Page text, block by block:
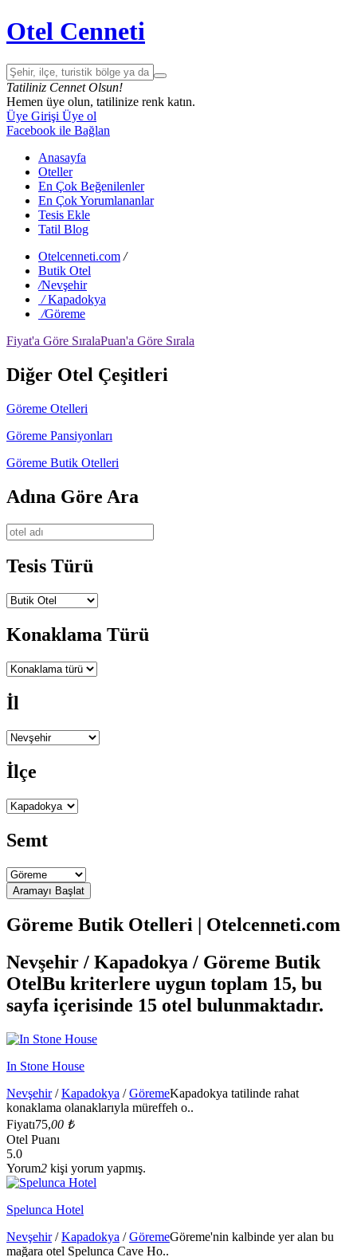
Otel Cenneti
Tatiliniz Cennet Olsun!
Hemen üye olun, tatilinize renk katın.
Üye Girişi Üye ol
Facebook ile Bağlan
Anasayfa
Oteller
En Çok Beğenilenler
En Çok Yorumlananlar
Tesis Ekle
Tatil Blog
Otelcenneti.com /
Butik Otel
/Nevşehir
/ Kapadokya
/Göreme
Fiyat'a Göre SıralaPuan'a Göre Sırala
Diğer Otel Çeşitleri
Göreme Otelleri
Göreme Pansiyonları
Göreme Butik Otelleri
Adına Göre Ara
Tesis Türü
Konaklama Türü
İl
İlçe
Semt
Göreme Butik Otelleri | Otelcenneti.com
Nevşehir / Kapadokya / Göreme Butik
OtelBu kriterlere uygun toplam 15, bu
sayfa içerisinde 15 otel bulunmaktadır.
In Stone House
Nevşehir/Kapadokya /GöremeKapadokya tatilinde rahat
konaklama olanaklarıyla müreffeh o..
Fiyatı75,00 ₺
Otel Puanı
5.0
Yorum2 kişi yorum yapmış.
Spelunca Hotel
Nevşehir/Kapadokya /GöremeGöreme'nin kalbinde yer alan bu
mağara otel Spelunca Cave Ho..